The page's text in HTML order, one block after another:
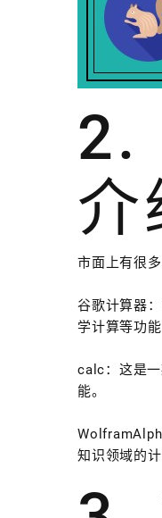
2.
介
市面上有很
谷歌计算器
学计算等功能
calc：这是
能。
知识领域的计